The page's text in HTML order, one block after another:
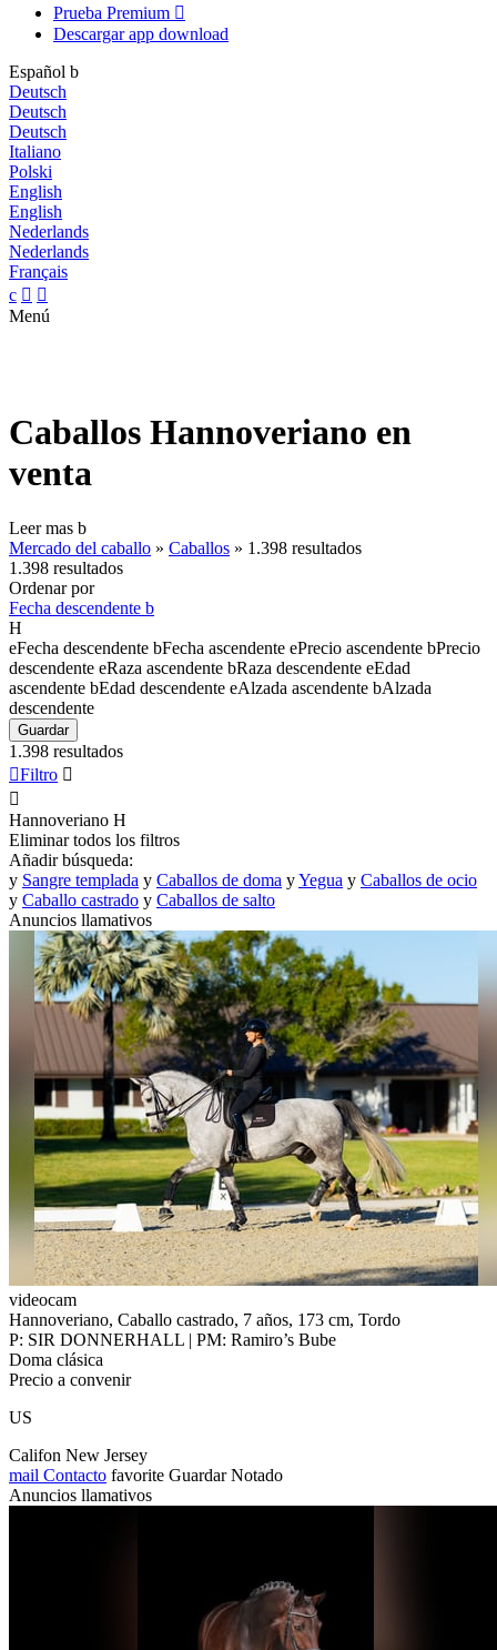
Prueba Premium 
Descargar app download
Español b
Deutsch
Deutsch
Deutsch
Italiano
Polski
English
English
Nederlands
Nederlands
Français
c  
Menú
Caballos Hannoveriano en
venta
Leer mas b
Mercado del caballo » Caballos » 1.398 resultados
1.398 resultados
Ordenar por
Fecha descendente b
H
eFecha descendente bFecha ascendente ePrecio ascendente bPrecio
descendente eRaza ascendente bRaza descendente eEdad
ascendente bEdad descendente eAlzada ascendente bAlzada
descendente
Guardar
1.398 resultados
Filtro 

Hannoveriano H
Eliminar todos los filtros
Añadir búsqueda:
y Sangre templada y Caballos de doma yYegua y Caballos de ocio
y Caballo castrado y Caballos de salto
Anuncios llamativos
videocam
Hannoveriano, Caballo castrado, 7 años, 173 cm, Tordo
P: SIR DONNERHALL | PM: Ramiro’s Bube
Doma clásica
Precio a convenir
US
Califon New Jersey
mail Contacto favorite Guardar Notado
Anuncios llamativos